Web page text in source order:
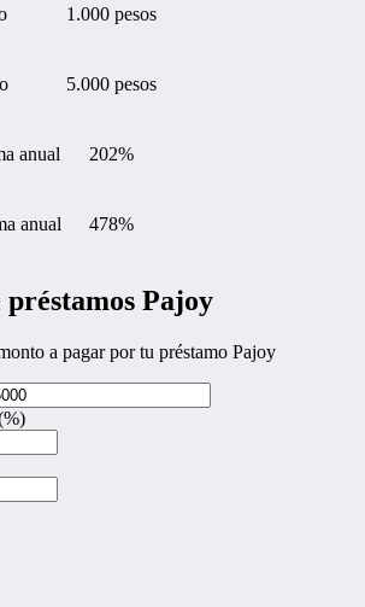
1.000 pesos
5.000 pesos
anual 202%
anual 478%
Pajoy
a pagar por tu préstamo Pajoy